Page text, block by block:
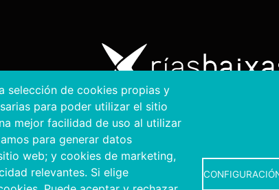
selección de cookies propias y
para poder utilizar el sitio
mejor facilidad de uso al utilizar
para generar datos
web; y cookies de marketing,
relevantes. Si elige
© 2026. Deputación Provincial de Pontevedra.
Aviso LegalAccessibility